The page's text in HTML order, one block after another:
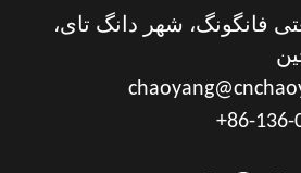
فانگونگ، شهر دانگ تای،